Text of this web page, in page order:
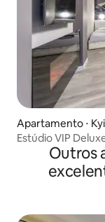
Apartamento ⋅
Estúdio VIP
Outros